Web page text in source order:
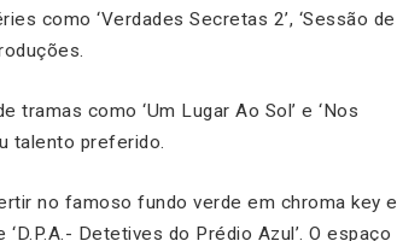
como ‘Verdades Secretas 2’, ‘Sessão de
como ‘Um Lugar Ao Sol’ e ‘Nos
talento preferido.
no famoso fundo verde em chroma key e
Detetives do Prédio Azul’. O espaço